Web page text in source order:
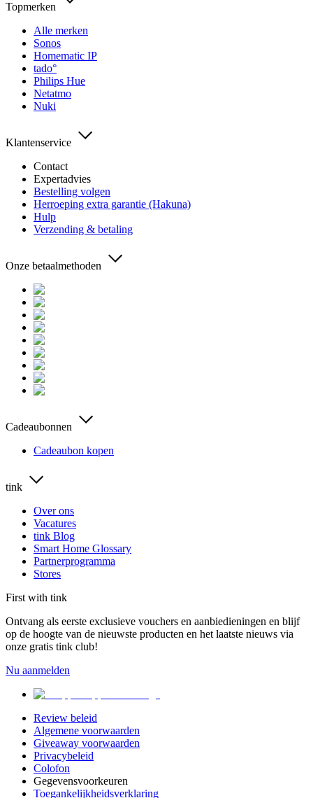
Topmerken
Alle merken
Sonos
Homematic IP
tado°
Philips Hue
Netatmo
Nuki
Klantenservice
Contact
Expertadvies
Bestelling volgen
Herroeping extra garantie (Hakuna)
Hulp
Verzending & betaling
Onze betaalmethoden
Cadeaubonnen
Cadeaubon kopen
tink
Over ons
Vacatures
tink Blog
Smart Home Glossary
Partnerprogramma
Stores
First with tink
Ontvang als eerste exclusieve vouchers en aanbiedieningen en blijf
op de hoogte van de nieuwste producten en het laatste nieuws via
onze gratis tink club!
Nu aanmelden
Review beleid
Algemene voorwaarden
Giveaway voorwaarden
Privacybeleid
Colofon
Gegevensvoorkeuren
Toegankelijkheidsverklaring